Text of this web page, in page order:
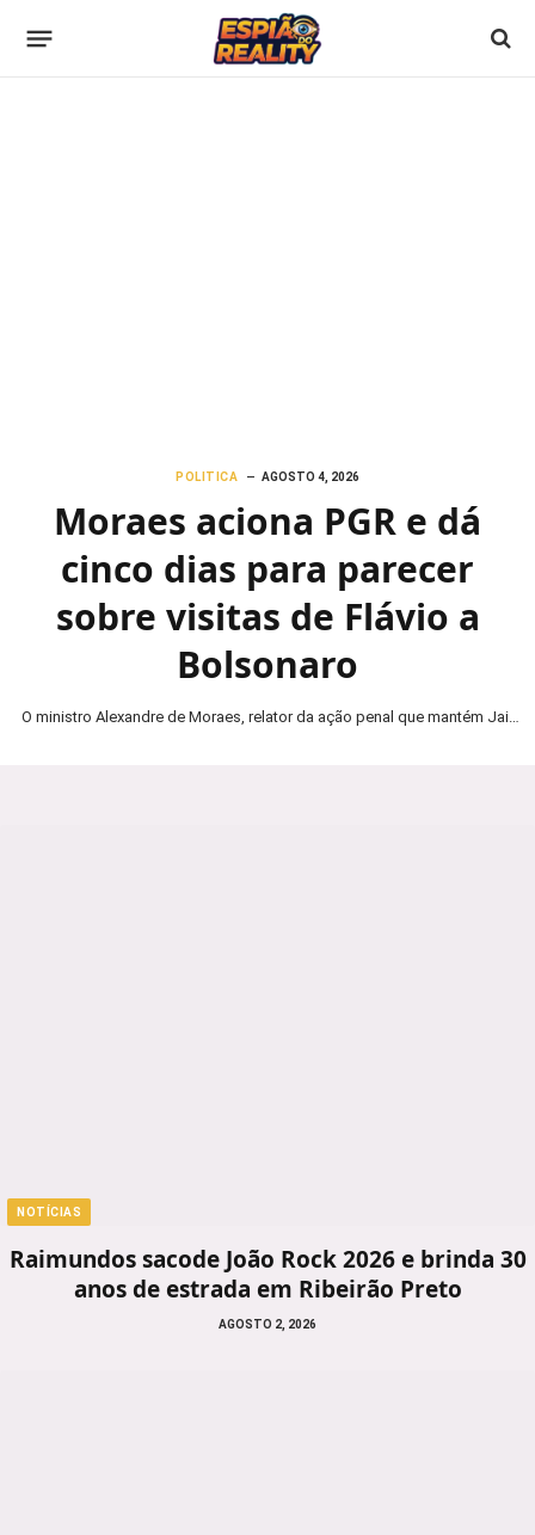
POLITICA AGOSTO 4, 2026
Moraes aciona PGR e dá
cinco dias para parecer
sobre visitas de Flávio a
Bolsonaro
O ministro Alexandre de Moraes, relator da ação penal que mantém Jair
NOTÍCIAS
Raimundos sacode João Rock 2026 e brinda 30
anos de estrada em Ribeirão Preto
AGOSTO 2, 2026